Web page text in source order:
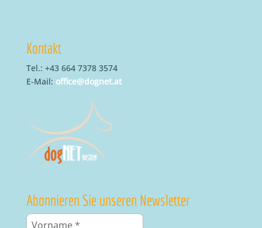
Kontakt
Tel.: +43 664 7378 3574
E-Mail: office@dognet.at
Abonnieren Sie unseren Newsletter